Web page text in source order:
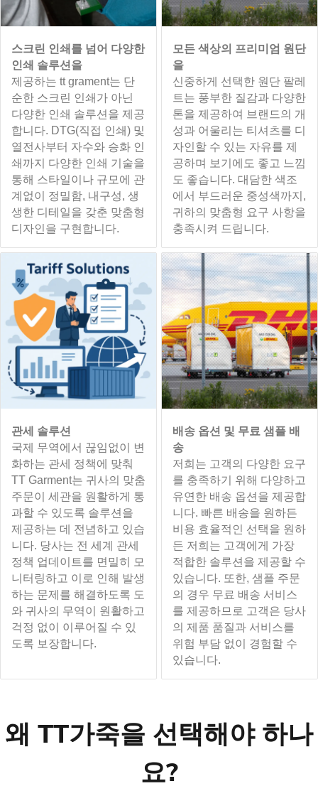
스크린 인쇄를 넘어 다양한
인쇄 솔루션을
제공하는 tt grament는 단
순한 스크린 인쇄가 아닌
다양한 인쇄 솔루션을 제공
합니다. DTG(직접 인쇄) 및
열전사부터 자수와 승화 인
쇄까지 다양한 인쇄 기술을
통해 스타일이나 규모에 관
계없이 정밀함, 내구성, 생
생한 디테일을 갖춘 맞춤형
디자인을 구현합니다.
모든 색상의 프리미엄 원단
을
신중하게 선택한 원단 팔레
트는 풍부한 질감과 다양한
톤을 제공하여 브랜드의 개
성과 어울리는 티셔츠를 디
자인할 수 있는 자유를 제
공하며 보기에도 좋고 느낌
도 좋습니다. 대담한 색조
에서 부드러운 중성색까지,
귀하의 맞춤형 요구 사항을
충족시켜 드립니다.
관세 솔루션
국제 무역에서 끊임없이 변
화하는 관세 정책에 맞춰
TT Garment는 귀사의 맞춤
주문이 세관을 원활하게 통
과할 수 있도록 솔루션을
제공하는 데 전념하고 있습
니다. 당사는 전 세계 관세
정책 업데이트를 면밀히 모
니터링하고 이로 인해 발생
하는 문제를 해결하도록 도
와 귀사의 무역이 원활하고
걱정 없이 이루어질 수 있
도록 보장합니다.
배송 옵션 및 무료 샘플 배
송
저희는 고객의 다양한 요구
를 충족하기 위해 다양하고
유연한 배송 옵션을 제공합
니다. 빠른 배송을 원하든
비용 효율적인 선택을 원하
든 저희는 고객에게 가장
적합한 솔루션을 제공할 수
있습니다. 또한, 샘플 주문
의 경우 무료 배송 서비스
를 제공하므로 고객은 당사
의 제품 품질과 서비스를
위험 부담 없이 경험할 수
있습니다.
왜 TT가죽을 선택해야 하나
요?